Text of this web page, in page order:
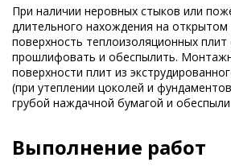
При наличии неровных стыков или
длительного нахождения на открытом
поверхность теплоизоляционных плит
прошлифовать и обеспылить.
поверхности плит из
(при утеплении цоколей и
грубой наждачной бумагой и
Выполнение работ